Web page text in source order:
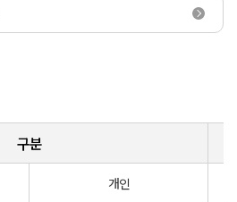
구분
개인